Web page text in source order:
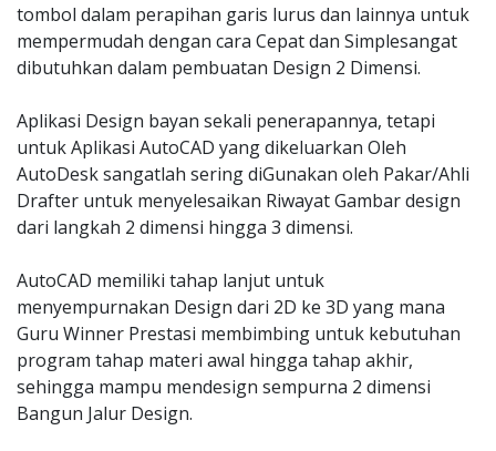
tombol dalam perapihan garis lurus dan lainnya untuk
mempermudah dengan cara Cepat dan Simplesangat
dibutuhkan dalam pembuatan Design 2 Dimensi.
Aplikasi Design bayan sekali penerapannya, tetapi
untuk Aplikasi AutoCAD yang dikeluarkan Oleh
AutoDesk sangatlah sering diGunakan oleh Pakar/Ahli
Drafter untuk menyelesaikan Riwayat Gambar design
dari langkah 2 dimensi hingga 3 dimensi.
AutoCAD memiliki tahap lanjut untuk
menyempurnakan Design dari 2D ke 3D yang mana
Guru Winner Prestasi membimbing untuk kebutuhan
program tahap materi awal hingga tahap akhir,
sehingga mampu mendesign sempurna 2 dimensi
Bangun Jalur Design.